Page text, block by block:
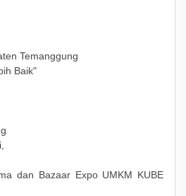
Temanggung
Baik"
dan Bazaar Expo UMKM KUBE